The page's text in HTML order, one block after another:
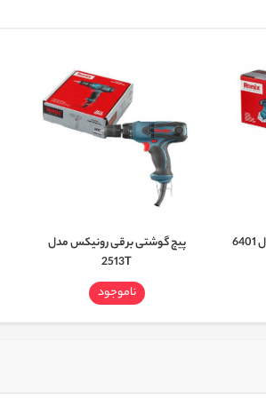
پیچ گوشتی برقی رونیکس مدل
2513T
ناموجود